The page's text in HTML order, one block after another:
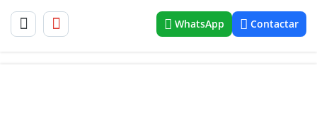
WhatsApp Contactar